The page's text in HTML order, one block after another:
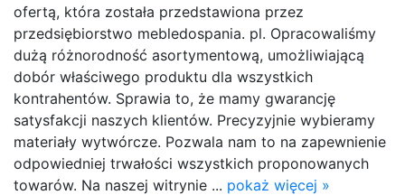
ofertą, która została przedstawiona przez
przedsiębiorstwo mebledospania. pl. Opracowaliśmy
dużą różnorodność asortymentową, umożliwiającą
dobór właściwego produktu dla wszystkich
kontrahentów. Sprawia to, że mamy gwarancję
satysfakcji naszych klientów. Precyzyjnie wybieramy
materiały wytwórcze. Pozwala nam to na zapewnienie
odpowiedniej trwałości wszystkich proponowanych
towarów. Na naszej witrynie ... pokaż więcej »